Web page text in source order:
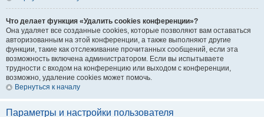
Что делает функция «Удалить cookies конференции»?
Она удаляет все созданные cookies, которые позволяют вам оставаться
авторизованным на этой конференции, а также выполняют другие
функции, такие как отслеживание прочитанных сообщений, если эта
возможность включена администратором. Если вы испытываете
трудности с входом на конференцию или выходом с конференции,
возможно, удаление cookies может помочь.
Вернуться к началу
Параметры и настройки пользователя